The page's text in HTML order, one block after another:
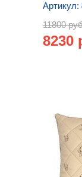
Артикул:
11800
8230